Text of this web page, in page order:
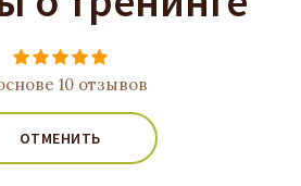
10 отзывов
ОТМЕНИТЬ